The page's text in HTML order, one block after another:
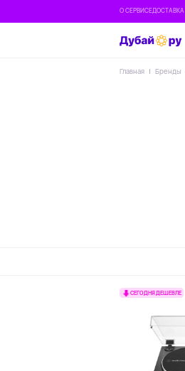
О СЕРВИСЕДОСТАВКА
Главная Бренды
СЕГОДНЯ ДЕШЕВЛЕ